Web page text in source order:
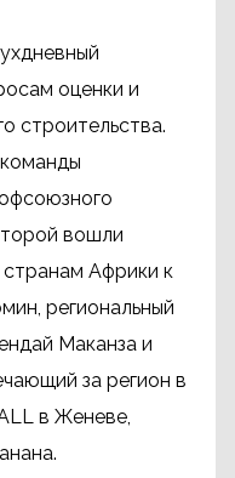
оценки и
строительства.
вошли
странам Африки к
региональный
Маканза и
за регион в
в Женеве,